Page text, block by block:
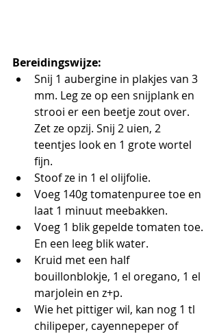
Bereidingswijze:
Snij 1 aubergine in plakjes van 3
mm. Leg ze op een snijplank en
strooi er een beetje zout over.
Zet ze opzij. Snij 2 uien, 2
teentjes look en 1 grote wortel
fijn.
Stoof ze in 1 el olijfolie.
Voeg 140g tomatenpuree toe en
laat 1 minuut meebakken.
Voeg 1 blik gepelde tomaten toe.
En een leeg blik water.
Kruid met een half
bouillonblokje, 1 el oregano, 1 el
marjolein en z+p.
Wie het pittiger wil, kan nog 1 tl
chilipeper, cayennepeper of